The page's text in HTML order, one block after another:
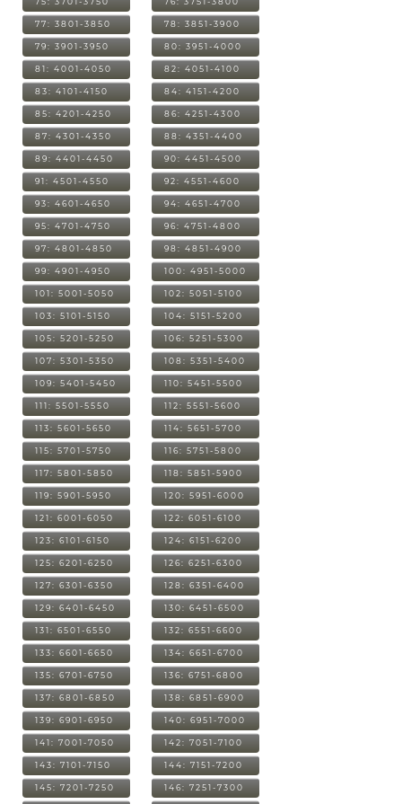
77: 3801-3850 78: 3851-3900
79: 3901-3950 80: 3951-4000
81: 4001-4050 82: 4051-4100
83: 4101-4150 84: 4151-4200
85: 4201-4250 86: 4251-4300
87: 4301-4350 88: 4351-4400
89: 4401-4450 90: 4451-4500
91: 4501-4550 92: 4551-4600
93: 4601-4650 94: 4651-4700
95: 4701-4750 96: 4751-4800
97: 4801-4850 98: 4851-4900
99: 4901-4950 100: 4951-5000
101: 5001-5050 102: 5051-5100
103: 5101-5150 104: 5151-5200
105: 5201-5250 106: 5251-5300
107: 5301-5350 108: 5351-5400
109: 5401-5450 110: 5451-5500
111: 5501-5550 112: 5551-5600
113: 5601-5650 114: 5651-5700
115: 5701-5750 116: 5751-5800
117: 5801-5850 118: 5851-5900
119: 5901-5950 120: 5951-6000
121: 6001-6050 122: 6051-6100
123: 6101-6150 124: 6151-6200
125: 6201-6250 126: 6251-6300
127: 6301-6350 128: 6351-6400
129: 6401-6450 130: 6451-6500
131: 6501-6550 132: 6551-6600
133: 6601-6650 134: 6651-6700
135: 6701-6750 136: 6751-6800
137: 6801-6850 138: 6851-6900
139: 6901-6950 140: 6951-7000
141: 7001-7050 142: 7051-7100
143: 7101-7150 144: 7151-7200
145: 7201-7250 146: 7251-7300